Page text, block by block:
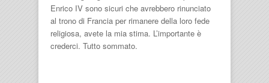
Enrico IV sono sicuri che avrebbero rinunciato
al trono di Francia per rimanere della loro fede
religiosa, avete la mia stima. L’importante è
crederci. Tutto sommato.